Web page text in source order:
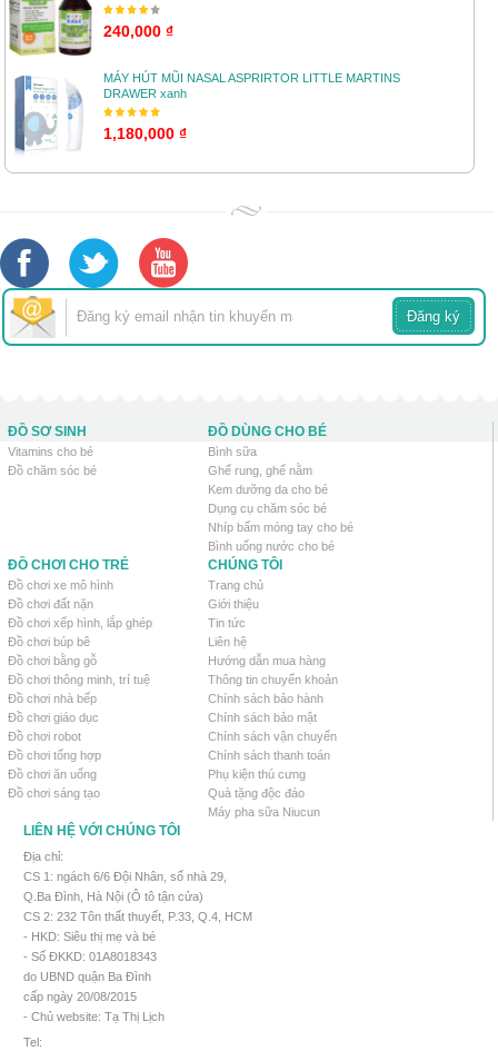
240,000 ₫
MÁY HÚT MŨI NASAL ASPRIRTOR LITTLE MARTINS
DRAWER xanh
1,180,000 ₫
ĐỒ SƠ SINH
Vitamins cho bé
Đồ chăm sóc bé
ĐỒ DÙNG CHO BÉ
Bình sữa
Ghế rung, ghế nằm
Kem dưỡng da cho bé
Dụng cụ chăm sóc bé
Nhíp bấm móng tay cho bé
Bình uống nước cho bé
ĐỒ CHƠI CHO TRẺ
Đồ chơi xe mô hình
Đồ chơi đất nặn
Đồ chơi xếp hình, lắp ghép
Đồ chơi búp bê
Đồ chơi bằng gỗ
Đồ chơi thông minh, trí tuệ
Đồ chơi nhà bếp
Đồ chơi giáo dục
Đồ chơi robot
Đồ chơi tổng hợp
Đồ chơi ăn uống
Đồ chơi sáng tạo
CHÚNG TÔI
Trang chủ
Giới thiệu
Tin tức
Liên hệ
Hướng dẫn mua hàng
Thông tin chuyển khoản
Chính sách bảo hành
Chính sách bảo mật
Chính sách vận chuyển
Chính sách thanh toán
Phụ kiện thú cưng
Quà tặng độc đáo
Máy pha sữa Niucun
LIÊN HỆ VỚI CHÚNG TÔI
Địa chỉ:
CS 1: ngách 6/6 Đội Nhân, số nhà 29,
Q.Ba Đình, Hà Nội (Ô tô tận cửa)
CS 2: 232 Tôn thất thuyết, P.33, Q.4, HCM
- HKD: Siêu thị mẹ và bé
- Số ĐKKD: 01A8018343
do UBND quận Ba Đình
cấp ngày 20/08/2015
- Chủ website: Tạ Thị Lịch
Tel: